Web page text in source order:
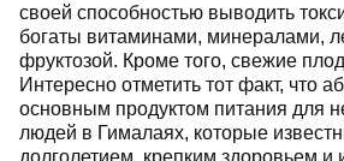
своей способностью выводить
богаты витаминами, минералами,
фруктозой. Кроме того, свежие
Интересно отметить тот факт, что
основным продуктом питания для
людей в Гималаях, которые
долголетием, крепким здоровьем и